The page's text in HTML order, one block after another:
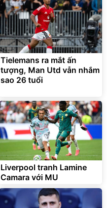
đ
Đã bán nhiều
Xe đạp điện trợ lực G-
Force C14 gấp gọn bỏ cốp
tiện lợi
đ
7.092.000đ
Đang xem nhiều
G-FORCE VIETNA
Tielemans ra mắt ấn
tượng, Man Utd vẫn nhắm
sao 26 tuổi
Liverpool tranh Lamine
Camara với MU